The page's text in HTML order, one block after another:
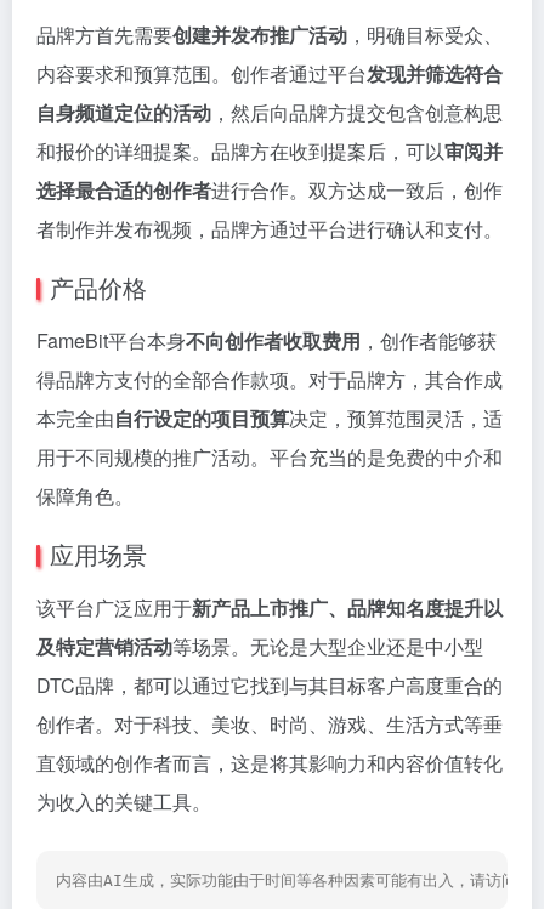
品牌方首先需要创建并发布推广活动 ，明确目标受众、
内容要求和预算范围。创作者通过平台发现并筛选符合
自身频道定位的活动 ，然后向品牌方提交包含创意构思
和报价的详细提案。品牌方在收到提案后，可以审阅并
选择最合适的创作者进行合作。双方达成一致后，创作
者制作并发布视频，品牌方通过平台进行确认和支付。
产品价格
FameBit平台本身不向创作者收取费用 ，创作者能够获
得品牌方支付的全部合作款项。对于品牌方，其合作成
本完全由自行设定的项目预算决定，预算范围灵活，适
用于不同规模的推广活动。平台充当的是免费的中介和
保障角色。
应用场景
该平台广泛应用于新产品上市推广、品牌知名度提升以
及特定营销活动等场景。无论是大型企业还是中小型
DTC品牌，都可以通过它找到与其目标客户高度重合的
创作者。对于科技、美妆、时尚、游戏、生活方式等垂
直领域的创作者而言，这是将其影响力和内容价值转化
为收入的关键工具。
内容由AI生成，实际功能由于时间等各种因素可能有出入，请访问网